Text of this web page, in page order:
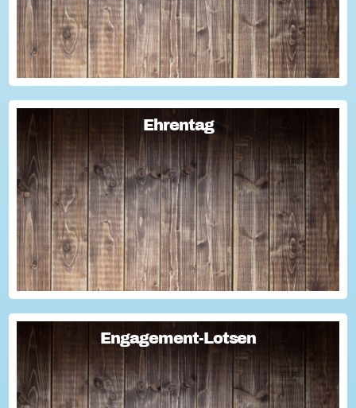
Ehrentag
Ehrentag
Macht den Ehrentag mit eurer Aktion zu eurem "hessischen
Ehrentag"...
Engagement-Lotsen
Engagement-Lotsen
Engagement-Lotsen tragen zu einer lebendigen
Engagementkultur und damit zu einer höheren
Lebensqualität für sich und andere bei. Sie bringen ihre
Erfahrungen im bürgerschaftlichen Engagement ein und ü...